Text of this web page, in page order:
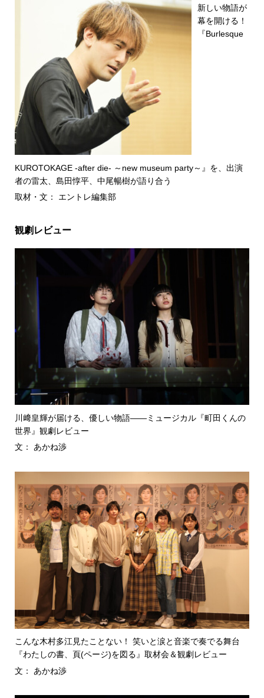
新しい物語が
幕を開ける！
『Burlesque
KUROTOKAGE -after die- ～new museum party～』を、出演
者の雷太、島田惇平、中尾暢樹が語り合う
取材・文： エントレ編集部
観劇レビュー
川﨑皇輝が届ける、優しい物語――ミュージカル『町田くんの
世界』観劇レビュー
文： あかね渉
こんな木村多江見たことない！ 笑いと涙と音楽で奏でる舞台
『わたしの書、頁(ページ)を図る』取材会＆観劇レビュー
文： あかね渉